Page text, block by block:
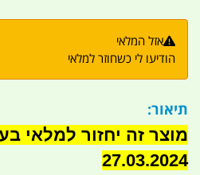
אזל המלאי
הודיעו לי כשחוזר למלאי
תיאור:
מוצר זה יחזור למלאי
27.03.2024